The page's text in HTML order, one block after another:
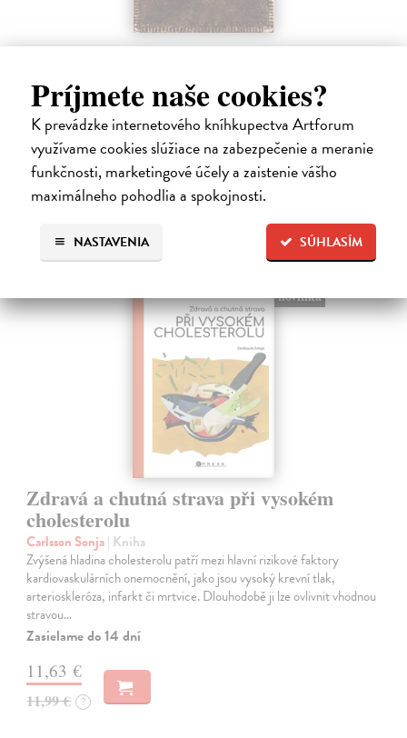
Príjmete naše cookies?
K prevádzke internetového kníhkupectva Artforum
využívame cookies slúžiace na zabezpečenie a meranie
funkčnosti, marketingové účely a zaistenie vášho
maximálneho pohodlia a spokojnosti.
SÚHLASÍM
NASTAVENIA
Nová kuchárska kniha
Máte pravdu, knižný trh prekypuje kuchárskymi knihami. Nová
kuchárska kniha z pera najpovolanejšej gazdinky Terézie Vansovej je
však dielom, ktoré zaručene obohatí každú domácnosť.
Na sklade ?
23,66 €
novinka
Zdravá a chutná strava při vysokém
cholesterolu
Carlsson Sonja| Kniha
Zvýšená hladina cholesterolu patří mezi hlavní rizikové faktory
kardiovaskulárních onemocnění, jako jsou vysoký krevní tlak,
arterioskleróza, infarkt či mrtvice. Dlouhodobě ji lze ovlivnit vhodnou
stravou…
Zasielame do 14 dní
11,63 €
11,99 € ?